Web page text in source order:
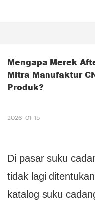
Mengapa Merek
Mitra Manufaktur
Produk?
2026-01-15
Di pasar suku
tidak lagi
katalog suku